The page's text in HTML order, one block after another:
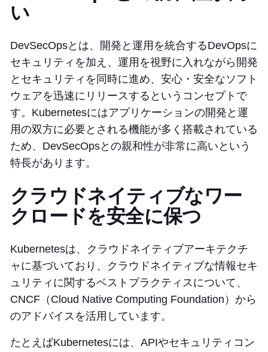
い
DevSecOpsとは、開発と運用を統合するDevOpsに
セキュリティを加え、運用を視野に入れながら開発
とセキュリティを同時に進め、安心・安全なソフト
ウェアを迅速にリリースするというコンセプトで
す。Kubernetesにはアプリケーションの開発と運
用の双方に必要とされる機能が多く搭載されている
ため、DevSecOpsとの親和性が非常に高いという
特長があります。
クラウドネイティブなワー
クロードを安全に保つ
Kubernetesは、クラウドネイティブアーキテクチ
ャに基づいており、クラウドネイティブな情報セキ
ュリティに関するベストプラクティスについて、
CNCF（Cloud Native Computing Foundation）から
のアドバイスを活用しています。
たとえばKubernetesには、APIやセキュリティコン